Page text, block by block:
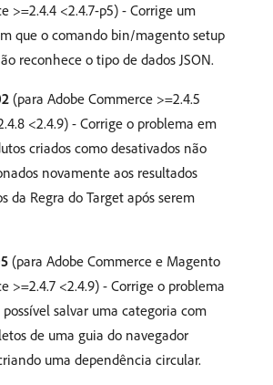
>=2.4.4 <2.4.7-p5) - Corrige um
que o comando bin/magento setup
reconhece o tipo de dados JSON.
(para Adobe Commerce >=2.4.5
<2.4.9) - Corrige o problema em
criados como desativados não
novamente aos resultados
da Regra do Target após serem
(para Adobe Commerce e Magento
>=2.4.7 <2.4.9) - Corrige o problema
salvar uma categoria com
de uma guia do navegador
uma dependência circular.